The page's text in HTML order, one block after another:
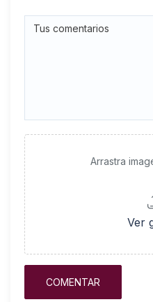
Arrastra
Ver